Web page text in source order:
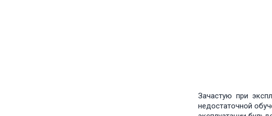
Зачастую при
недостаточной